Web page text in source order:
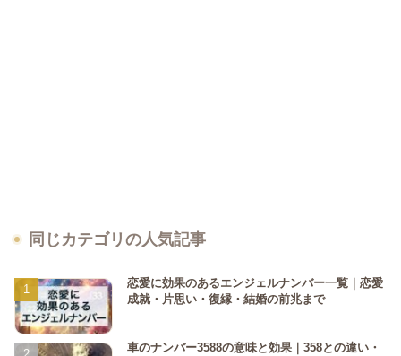
同じカテゴリの人気記事
恋愛に効果のあるエンジェルナンバー一覧｜恋愛
成就・片思い・復縁・結婚の前兆まで
車のナンバー3588の意味と効果｜358との違い・